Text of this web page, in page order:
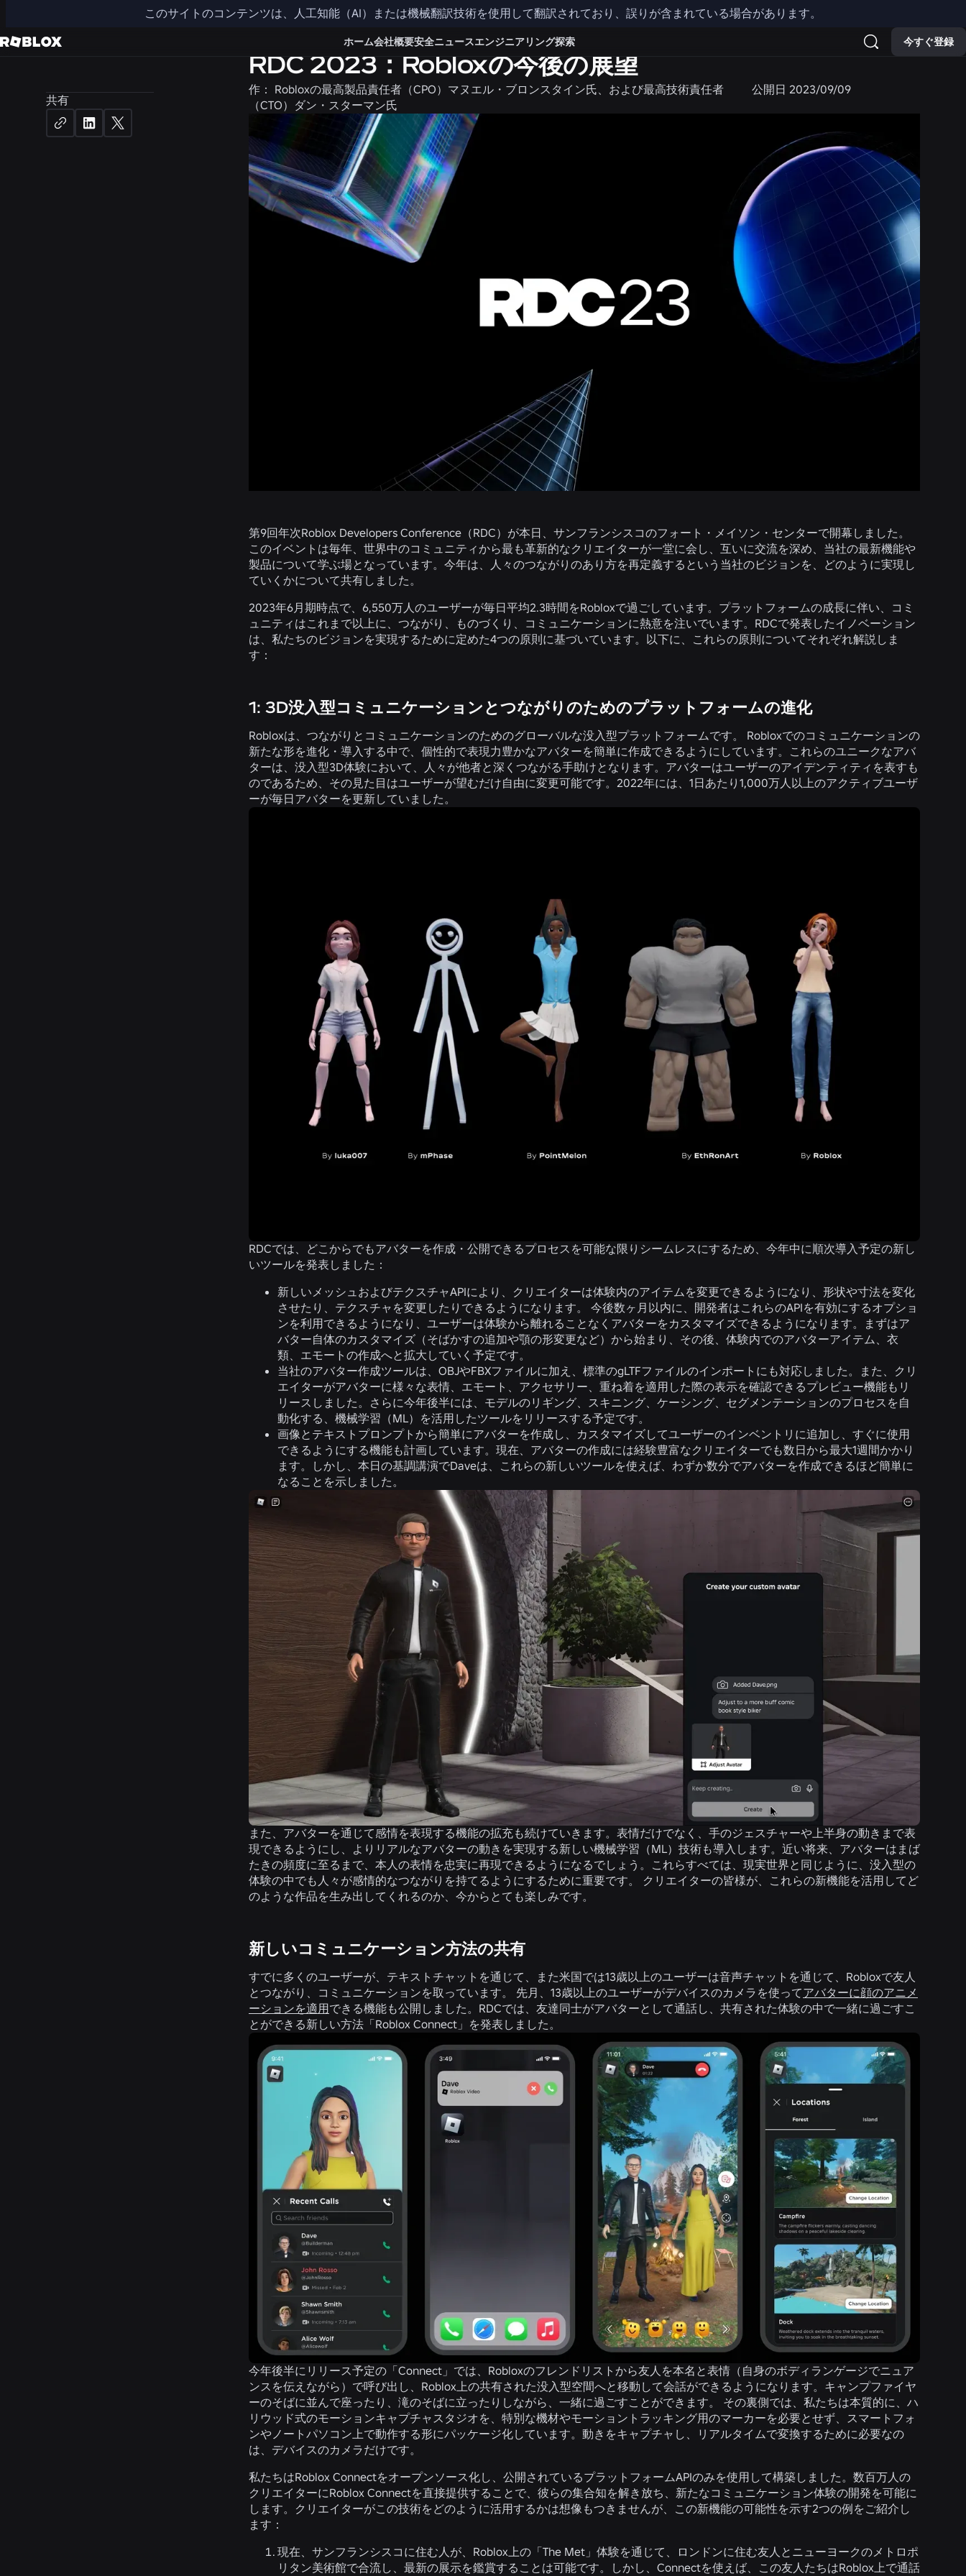
このサイトのコンテンツは、人工知能（AI）または機械翻訳技術を使用して翻訳されており、誤りが含まれている場合があります。
ホーム会社概要安全ニュースエンジニアリング探索 今すぐ登録
共有
コミュニティ
RDC 2023：Robloxの今後の展望
作： Robloxの最高製品責任者（CPO）マヌエル・ブロンスタイン氏、および最高技術責任者
（CTO）ダン・スターマン氏
公開日 2023/09/09
第9回年次Roblox Developers Conference（RDC）が本日、サンフランシスコのフォート・メイソン・センターで開幕しました。
このイベントは毎年、世界中のコミュニティから最も革新的なクリエイターが一堂に会し、互いに交流を深め、当社の最新機能や
製品について学ぶ場となっています。今年は、人々のつながりのあり方を再定義するという当社のビジョンを、どのように実現し
ていくかについて共有しました。
2023年6月期時点で、6,550万人のユーザーが毎日平均2.3時間をRobloxで過ごしています。プラットフォームの成長に伴い、コミ
ュニティはこれまで以上に、つながり、ものづくり、コミュニケーションに熱意を注いでいます。RDCで発表したイノベーション
は、私たちのビジョンを実現するために定めた4つの原則に基づいています。以下に、これらの原則についてそれぞれ解説しま
す：
1: 3D没入型コミュニケーションとつながりのためのプラットフォームの進化
Robloxは、つながりとコミュニケーションのためのグローバルな没入型プラットフォームです。 Robloxでのコミュニケーションの
新たな形を進化・導入する中で、個性的で表現力豊かなアバターを簡単に作成できるようにしています。これらのユニークなアバ
ターは、没入型3D体験において、人々が他者と深くつながる手助けとなります。アバターはユーザーのアイデンティティを表すも
のであるため、その見た目はユーザーが望むだけ自由に変更可能です。2022年には、1日あたり 1,000万人以上のアクティブユーザ
ーが毎日アバターを更新していました。
RDCでは、どこからでもアバターを作成・公開できるプロセスを可能な限りシームレスにするため、今年中に順次導入予定の新し
いツールを発表しました：
新しいメッシュおよびテクスチャAPIにより、クリエイターは体験内のアイテムを変更できるようになり、形状や寸法を変化
させたり、テクスチャを変更したりできるようになります。 今後数ヶ月以内に、開発者はこれらのAPIを有効にするオプショ
ンを利用できるようになり、ユーザーは体験から離れることなくアバターをカスタマイズできるようになります。まずはア
バター自体のカスタマイズ（そばかすの追加や顎の形変更など）から始まり、その後、体験内でのアバターアイテム、衣
類、エモートの作成へと拡大していく予定です。
当社のアバター作成ツールは、OBJやFBXファイルに加え、標準のgLTFファイルのインポートにも対応しました。また、クリ
エイターがアバターに様々な表情、エモート、アクセサリー、重ね着を適用した際の表示を確認できるプレビュー機能もリ
リースしました。さらに今年後半には、モデルのリギング、スキニング、ケーシング、セグメンテーションのプロセスを自
動化する、機械学習（ML）を活用したツールをリリースする予定です。
画像とテキストプロンプトから簡単にアバターを作成し、カスタマイズしてユーザーのインベントリに追加し、すぐに使用
できるようにする機能も計画しています。現在、アバターの作成には経験豊富なクリエイターでも数日から最大1週間かかり
ます。しかし、本日の基調講演でDaveは、これらの新しいツールを使えば、わずか数分でアバターを作成できるほど簡単に
なることを示しました。
また、アバターを通じて感情を表現する機能の拡充も続けていきます。表情だけでなく、手のジェスチャーや上半身の動きまで表
現できるようにし、よりリアルなアバターの動きを実現する新しい機械学習（ML）技術も導入します。近い将来、アバターはまば
たきの頻度に至るまで、本人の表情を忠実に再現できるようになるでしょう。これらすべては、現実世界と同じように、没入型の
体験の中でも人々が感情的なつながりを持てるようにするために重要です。 クリエイターの皆様が、これらの新機能を活用してど
のような作品を生み出してくれるのか、今からとても楽しみです。
新しいコミュニケーション方法の共有
すでに多くのユーザーが、テキストチャットを通じて、また米国では13歳以上のユーザーは音声チャットを通じて、Robloxで友人
とつながり、コミュニケーションを取っています。 先月、13歳以上のユーザーがデバイスのカメラを使ってアバターに顔のアニメ
ーションを適用できる機能も公開しました。RDCでは、友達同士がアバターとして通話し、共有された体験の中で一緒に過ごすこ
とができる新しい方法「Roblox Connect」を発表しました。
今年後半にリリース予定の「Connect」では、Robloxのフレンドリストから友人を本名と表情（自身のボディランゲージでニュア
ンスを伝えながら）で呼び出し、Roblox上の共有された没入型空間へと移動して会話ができるようになります。キャンプファイヤ
ーのそばに並んで座ったり、滝のそばに立ったりしながら、一緒に過ごすことができます。 その裏側では、私たちは本質的に、ハ
リウッド式のモーションキャプチャスタジオを、特別な機材やモーショントラッキング用のマーカーを必要とせず、スマートフォ
ンやノートパソコン上で動作する形にパッケージ化しています。動きをキャプチャし、リアルタイムで変換するために必要なの
は、デバイスのカメラだけです。
私たちはRoblox Connectをオープンソース化し、公開されているプラットフォームAPIのみを使用して構築しました。数百万人の
クリエイターにRoblox Connectを直接提供することで、彼らの集合知を解き放ち、新たなコミュニケーション体験の開発を可能に
します。クリエイターがこの技術をどのように活用するかは想像もつきませんが、この新機能の可能性を示す2つの例をご紹介し
ます：
現在、サンフランシスコに住む人が、Roblox上の「The Met」体験を通じて、ロンドンに住む友人とニューヨークのメトロポ
リタン美術館で合流し、最新の展示を鑑賞することは可能です。しかし、Connectを使えば、この友人たちはRoblox上で通話